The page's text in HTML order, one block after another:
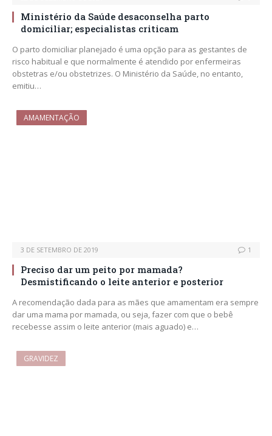
Ministério da Saúde desaconselha parto
domiciliar; especialistas criticam
O parto domiciliar planejado é uma opção para as gestantes de
risco habitual e que normalmente é atendido por enfermeiras
obstetras e/ou obstetrizes. O Ministério da Saúde, no entanto,
emitiu…
AMAMENTAÇÃO
3 DE SETEMBRO DE 2019 1
Preciso dar um peito por mamada?
Desmistificando o leite anterior e posterior
A recomendação dada para as mães que amamentam era sempre
dar uma mama por mamada, ou seja, fazer com que o bebê
recebesse assim o leite anterior (mais aguado) e…
GRAVIDEZ